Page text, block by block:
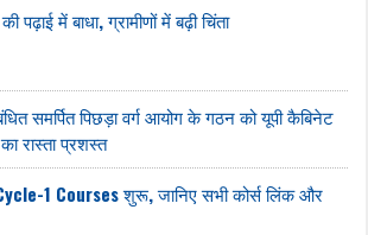
पढ़ाई में बाधा, ग्रामीणों में बढ़ी चिंता
समर्पित पिछड़ा वर्ग आयोग के गठन को यूपी कैबिनेट
रास्ता प्रशस्त
1 Courses शुरू, जानिए सभी कोर्स लिंक और